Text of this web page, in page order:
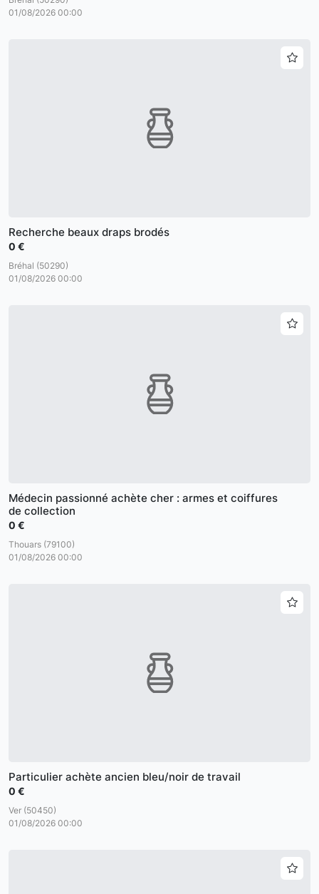
01/08/2026 00:00
Recherche beaux draps brodés
0 €
Bréhal (50290)
01/08/2026 00:00
Médecin passionné achète cher : armes et coiffures
de collection
0 €
Thouars (79100)
01/08/2026 00:00
Particulier achète ancien bleu/noir de travail
0 €
Ver (50450)
01/08/2026 00:00